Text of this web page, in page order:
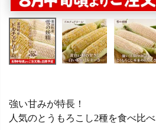
強い甘みが特長！
人気のとうもろこし2種を食べ比べ